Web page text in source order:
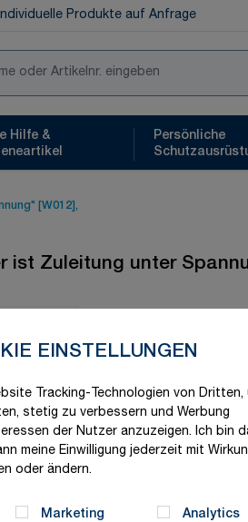
EINSTELLUNGEN
Tracking-Technologien von Dritten,
stetig zu verbessern und Werbung
der Nutzer anzuzeigen. Ich bin
meine Einwilligung jederzeit mit
oder ändern.
Marketing Analytics
Produkte auf Anfrage
Hilfe &
Persönliche
[W012],
Zuleitung unter
Schnelle Lieferung
Produktvariation
Maße